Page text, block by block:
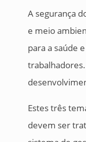
A segurança
e meio
para a saúde
Estes três
devem ser